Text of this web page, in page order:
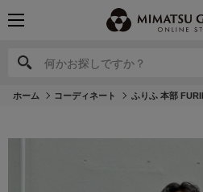
何かお探しですか？
何かお探しですか？
ホーム コーディネート ふりふ 本部